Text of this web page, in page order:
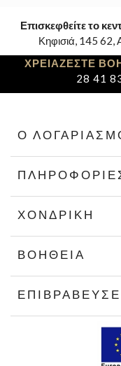
Επισκεφθείτε το
Κηφισιά, 145
ΧΡΕΙΑΖΕΣΤΕ
28 41
Ο
ΧΟΝΔΡΙΚΉ
ΒΟΉΘΕΙΑ